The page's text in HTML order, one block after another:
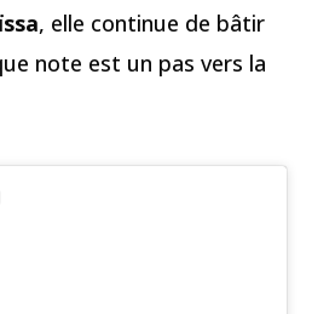
, elle continue de bâtir
note est un pas vers la